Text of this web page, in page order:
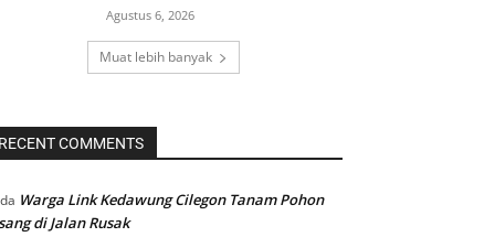
Agustus 6, 2026
Muat lebih banyak
COMMENTS
Warga Link Kedawung Cilegon Tanam Pohon
di Jalan Rusak